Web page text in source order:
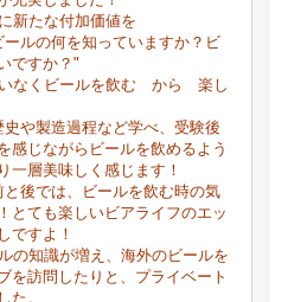
新たな付加価値を
ルの何を知っていますか？ ビ
ですか？"
なくビールを飲む から 楽し
や製造過程など学べ、受験後
感じながらビールを飲めるよう
一層美味しく感じます！
後では、ビールを飲む時の気
とても楽しいビアライフのエッ
ですよ！
の知識が増え、海外のビールを
を訪問したりと、プライベート
た。